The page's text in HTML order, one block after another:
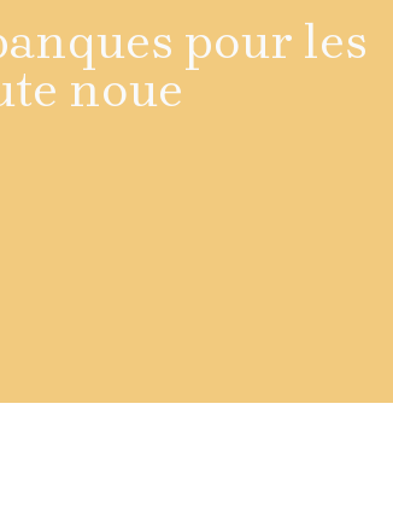
pour les
noue